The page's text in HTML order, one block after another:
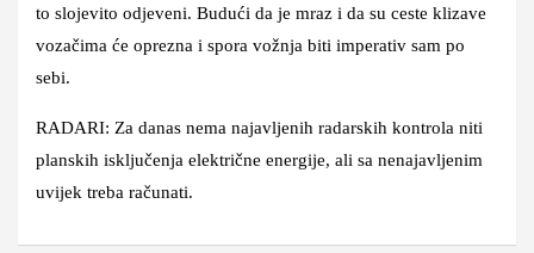
to slojevito odjeveni. Budući da je mraz i da su ceste klizave
vozačima će oprezna i spora vožnja biti imperativ sam po
sebi.
RADARI: Za danas nema najavljenih radarskih kontrola niti
planskih isključenja električne energije, ali sa nenajavljenim
uvijek treba računati.